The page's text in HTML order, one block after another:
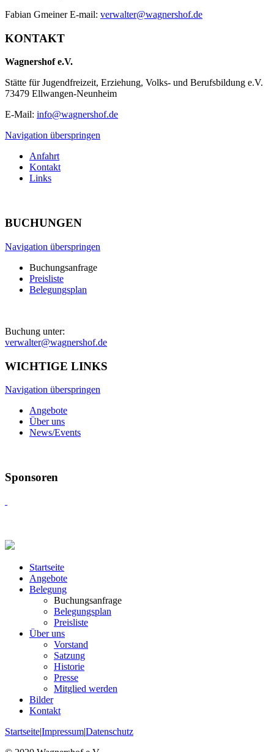
Fabian Gmeiner E-mail: verwalter@wagnershof.de
KONTAKT
Wagnershof e.V.
Stätte für Jugendfreizeit, Erziehung, Volks- und Berufsbildung e.V.
73479 Ellwangen-Neunheim
E-Mail: info@wagnershof.de
Navigation überspringen
Anfahrt
Kontakt
Links
BUCHUNGEN
Navigation überspringen
Buchungsanfrage
Preisliste
Belegungsplan
Buchung unter:
verwalter@wagnershof.de
WICHTIGE LINKS
Navigation überspringen
Angebote
Über uns
News/Events
Sponsoren
Startseite
Angebote
Belegung
Buchungsanfrage
Belegungsplan
Preisliste
Über uns
Vorstand
Satzung
Historie
Presse
Mitglied werden
Bilder
Kontakt
Startseite|Impressum|Datenschutz